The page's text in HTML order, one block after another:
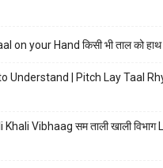
on your Hand किसी भी ताल को हाथ
Understand | Pitch Lay Taal
Vibhaag सम ताली खाली विभाग